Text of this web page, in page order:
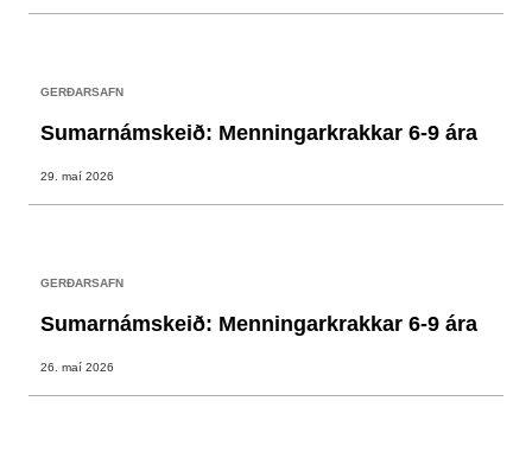
GERÐARSAFN
Sumarnámskeið: Menningarkrakkar 6-9 ára
29. maí 2026
GERÐARSAFN
Sumarnámskeið: Menningarkrakkar 6-9 ára
26. maí 2026